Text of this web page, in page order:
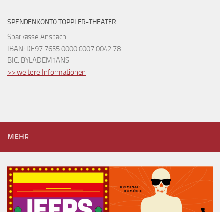
SPENDENKONTO TOPPLER-THEATER
Sparkasse Ansbach
IBAN: DE97 7655 0000 0007 0042 78
BIC: BYLADEM1ANS
>> weitere Informationen
MEHR